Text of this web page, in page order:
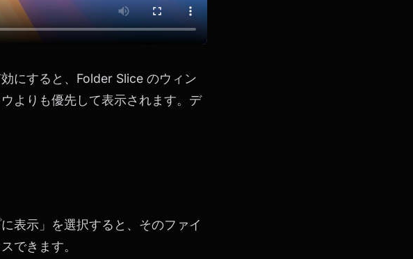
にすると、Folder Slice のウィン
よりも優先して表示されます。デ
表示」を選択すると、そのファイ
できます。